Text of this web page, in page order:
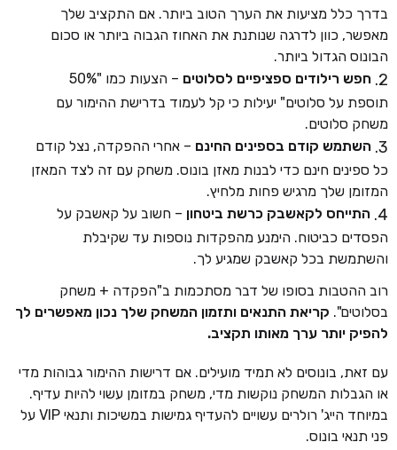
בדרך כלל מציעות את הערך הטוב ביותר. אם התקציב שלך
מאפשר, כוון לדרגה שנותנת את האחוז הגבוה ביותר או סכום
הבונוס הגדול ביותר.
חפש רילודים ספציפיים לסלוטים
– הצעות כמו "50%
תוספת על סלוטים" יעילות כי קל לעמוד בדרישת ההימור עם
משחק סלוטים.
השתמש קודם בספינים החינם – אחרי ההפקדה, נצל קודם
כל ספינים חינם כדי לבנות מאזן בונוס. משחק עם זה לצד המאזן
המזומן שלך מרגיש פחות מלחיץ.
התייחס לקאשבק כרשת ביטחון – חשוב על קאשבק על
הפסדים כביטוח. הימנע מהפקדות נוספות עד שקיבלת
והשתמשת בכל קאשבק שמגיע לך.
רוב ההטבות בסופו של דבר מסתכמות ב"הפקדה + משחק
בסלוטים". קריאת התנאים ותזמון המשחק שלך נכון מאפשרים לך
להפיק יותר ערך מאותו תקציב.
עם זאת, בונוסים לא תמיד מועילים. אם דרישות ההימור גבוהות מדי
או הגבלות המשחק נוקשות מדי, משחק במזומן עשוי להיות עדיף.
במיוחד הייג' רולרים עשויים להעדיף גמישות במשיכות ותנאי VIP על
פני תנאי בונוס.